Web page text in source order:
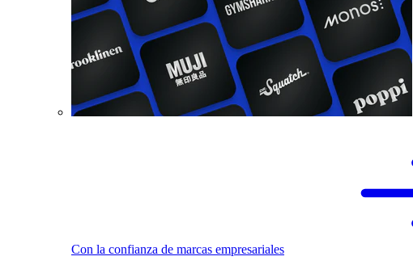
Con la confianza de marcas empresariales